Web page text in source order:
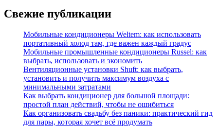
Свежие публикации
Мобильные кондиционеры Weltem: как использовать
портативный холод там, где важен каждый градус
Мобильные промышленные кондиционеры Russel: как
выбрать, использовать и экономить
Вентиляционные установки Shuft: как выбрать,
установить и получить максимум воздуха с
минимальными затратами
Как выбрать кондиционер для большой площади:
простой план действий, чтобы не ошибиться
Как организовать свадьбу без паники: практический гид
для пары, которая хочет всё продумать